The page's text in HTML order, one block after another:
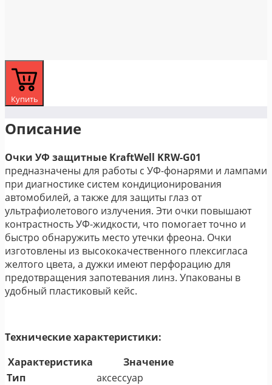
Купить
Описание
Очки УФ защитные KraftWell KRW-G01
предназначены для работы с УФ-фонарями и лампами
при диагностике систем кондиционирования
автомобилей, а также для защиты глаз от
ультрафиолетового излучения. Эти очки повышают
контрастность УФ-жидкости, что помогает точно и
быстро обнаружить место утечки фреона. Очки
изготовлены из высококачественного плексигласа
желтого цвета, а дужки имеют перфорацию для
предотвращения запотевания линз. Упакованы в
удобный пластиковый кейс.
Технические характеристики:
Характеристика
Значение
Тип
аксессуар